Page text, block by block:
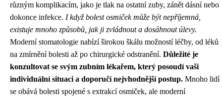
různým komplikacím, jako je tlak na ostatní zuby, zánět dásní nebo
dokonce infekce. I když bolest osmiček může být nepříjemná,
existuje mnoho způsobů, jak ji zvládnout a dosáhnout úlevy.
Moderní stomatologie nabízí širokou škálu možností léčby, od léků
na zmírnění bolesti až po chirurgické odstranění. Důležité je
konzultovat se svým zubním lékařem, který posoudí vaši
individuální situaci a doporučí nejvhodnější postup. Mnoho lidí
se obává bolesti spojené s extrakcí osmiček, ale moderní